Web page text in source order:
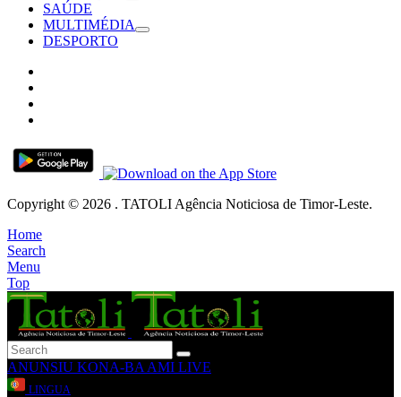
SAÚDE
MULTIMÉDIA
DESPORTO
Copyright © 2026 . TATOLI Agência Noticiosa de Timor-Leste.
Home
Search
Menu
Top
ANUNSIU KONA-BA AMI LIVE
LINGUA